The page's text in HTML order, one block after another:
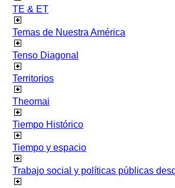
TE & ET
Temas de Nuestra América
Tenso Diagonal
Territorios
Theomai
Tiempo Histórico
Tiempo y espacio
Trabajo social y políticas públicas